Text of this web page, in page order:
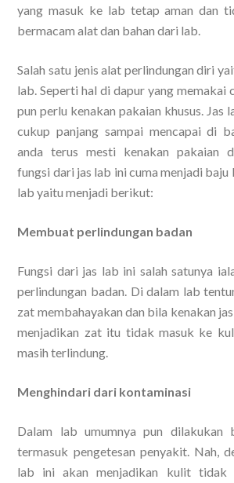
yang masuk ke lab tetap aman dan
bermacam alat dan bahan dari lab.
Salah satu jenis alat perlindungan diri
lab. Seperti hal di dapur yang memakai
pun perlu kenakan pakaian khusus. Jas
cukup panjang sampai mencapai di
anda terus mesti kenakan pakaian
fungsi dari jas lab ini cuma menjadi baju
lab yaitu menjadi berikut:
Membuat perlindungan badan
Fungsi dari jas lab ini salah satunya
perlindungan badan. Di dalam lab
zat membahayakan dan bila kenakan
menjadikan zat itu tidak masuk ke
masih terlindung.
Menghindari dari kontaminasi
Dalam lab umumnya pun dilakukan
termasuk pengetesan penyakit. Nah,
lab ini akan menjadikan kulit tidak